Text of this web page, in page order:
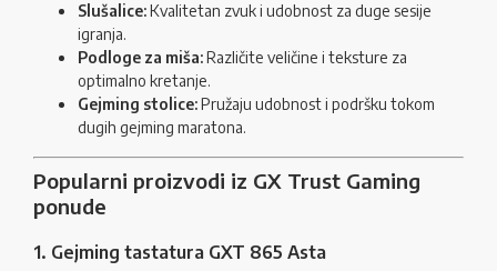
Slušalice: Kvalitetan zvuk i udobnost za duge sesije
igranja.
Podloge za miša: Različite veličine i teksture za
optimalno kretanje.
Gejming stolice: Pružaju udobnost i podršku tokom
dugih gejming maratona.
Popularni proizvodi iz GX Trust Gaming
ponude
1. Gejming tastatura GXT 865 Asta